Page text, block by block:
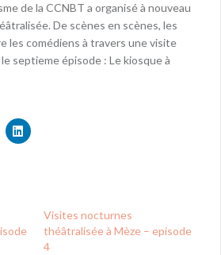
de la CCNBT a organisé à nouveau
De scènes en scènes, les
les comédiens à travers une visite
septieme épisode : Le kiosque à
Visites nocturnes
théâtralisée à Mèze – episode
4